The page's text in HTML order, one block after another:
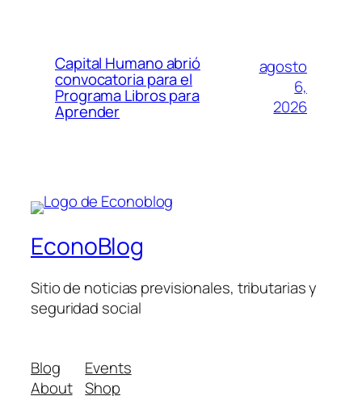
Capital Humano abrió
convocatoria para el
Programa Libros para
Aprender
agosto
6,
2026
EconoBlog
Sitio de noticias previsionales, tributarias y
seguridad social
Blog
About
Events
Shop